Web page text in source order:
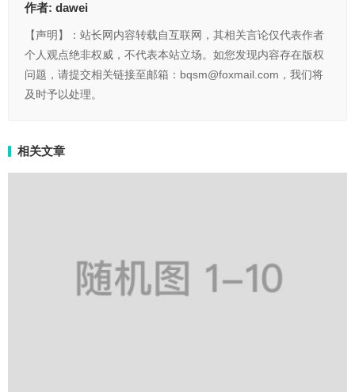
作者: dawei
【声明】：站长网内容转载自互联网，其相关言论仅代表作者
个人观点绝非权威，不代表本站立场。如您发现内容存在版权
问题，请提交相关链接至邮箱：bqsm@foxmail.com，我们将
及时予以处理。
相关文章